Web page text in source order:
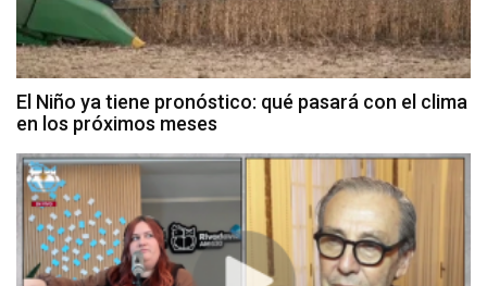
El Niño ya tiene pronóstico: qué pasará con el clima
en los próximos meses